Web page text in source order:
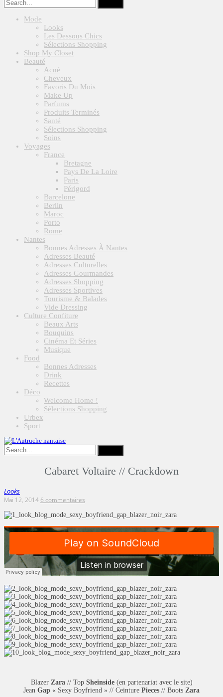
Mode
Looks
Les Dessous Chics
Sélections Shopping
Shop My Closet
Beauté
Acné
Cheveux
Favoris Du Mois
Make Up
Parfums
Produits Terminés
Santé
Sélections Shopping
Soins
Voyages
France
Bretagne
Pays De La Loire
Paris
Périgord
Barcelone
Berlin
Maroc
Porto
Rome
Nantes
Bonnes Adresses À Nantes
Adresses Beauté
Adresses Culturelles
Adresses Gourmandes
Adresses Shopping
Adresses Sportives
Tourisme & Balades
Vide Dressing
Culture Confiture
Beaux Arts
Bouquins
Cinéma Et Séries
Musique
Food
Bonnes Adresses
Drink
Recettes
Déco
Welcome Home !
Sélections Shopping
Urbex
Sport
Cabaret Voltaire // Crackdown
Looks
Mai 12, 2014 6 commentaires
Blazer Zara// Top Sheinside(en partenariat avec le site)
Jean Gap « Sexy Boyfriend » // Ceinture Pieces // Boots Zara